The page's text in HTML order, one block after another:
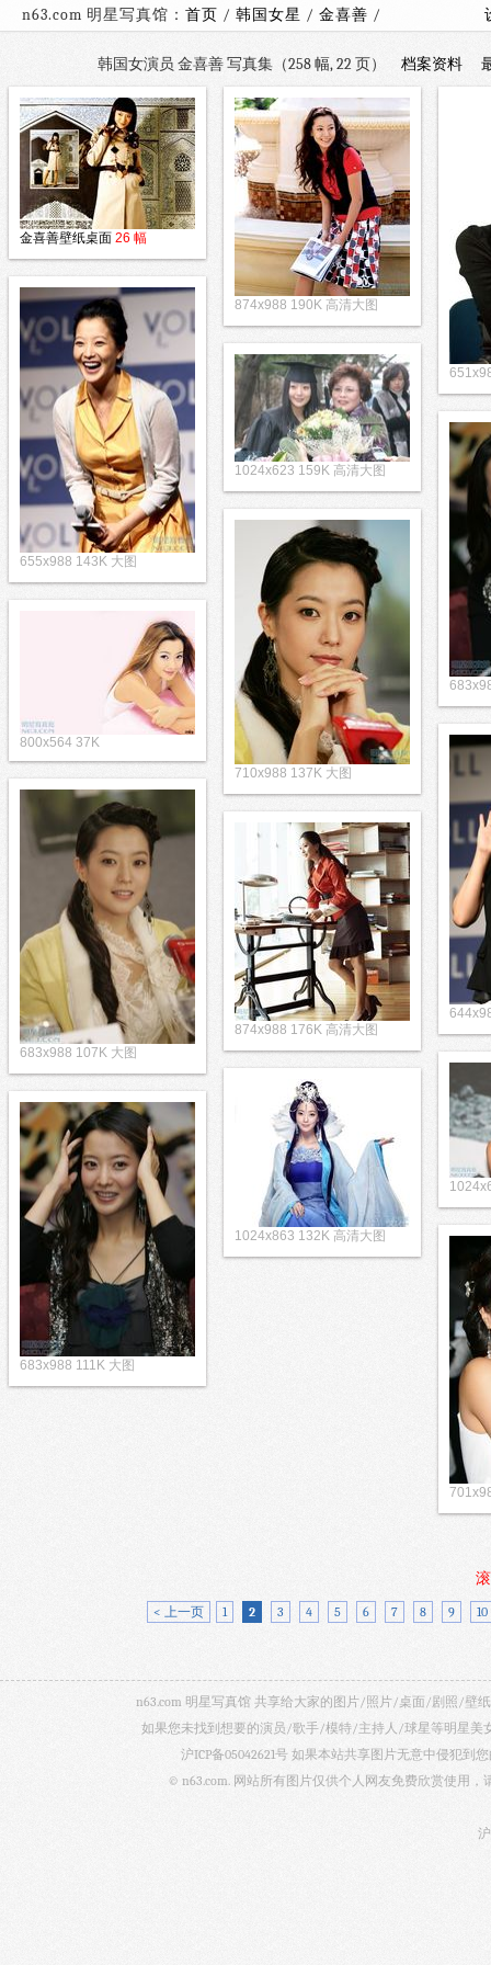
n63.com 明星写真馆： 首页 / 韩国女星 / 金喜善 /
韩国女演员 金喜善 写真集（258 幅, 22 页） 档案资料
金喜善壁纸桌面 26 幅
874x988 190K 高清大图
655x988 143K 大图
1024x623 159K 高清大图
710x988 137K 大图
800x564 37K
683x988 107K 大图
874x988 176K 高清大图
1024x863 132K 高清大图
683x988 111K 大图
< 上一页 1 2 3 4 5 6 7 8 9 10
n63.com 明星写真馆 共享给大家的图片/照片/桌面/剧照/壁
如果您未找到想要的演员/歌手/模特/主持人/球星等明星美
沪ICP备05042621号 如果本站共享图片无意中侵犯到
© n63.com. 网站所有图片仅供个人网友免费欣赏使用